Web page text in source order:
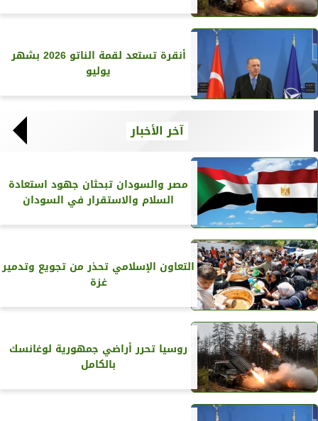
أنقرة تستعد لقمة الناتو 2026 بشهر
يوليو
آخر الأخبار
مصر والسودان تبحثان جهود استعادة
السلام والاستقرار في السودان
التعاون الإسلامي تحذر من تجويع وتدمير
غزة
روسيا تحرر أراضي جمهورية لوغانسك
بالكامل